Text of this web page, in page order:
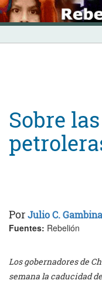
Skip
to
content
INICIO
Sobre
PorJulio C. Gambina
Fuentes: Rebelión
Los gobernadores de
semana la caducidad